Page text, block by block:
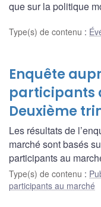
que sur la politique
Type(s) de contenu :
Enquête
participants
Deuxième
Les résultats de
marché sont basés
participants au
Type(s) de contenu :
participants au marché